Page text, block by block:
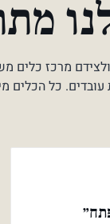
מרכז כלים
עובדים. כל הכלים